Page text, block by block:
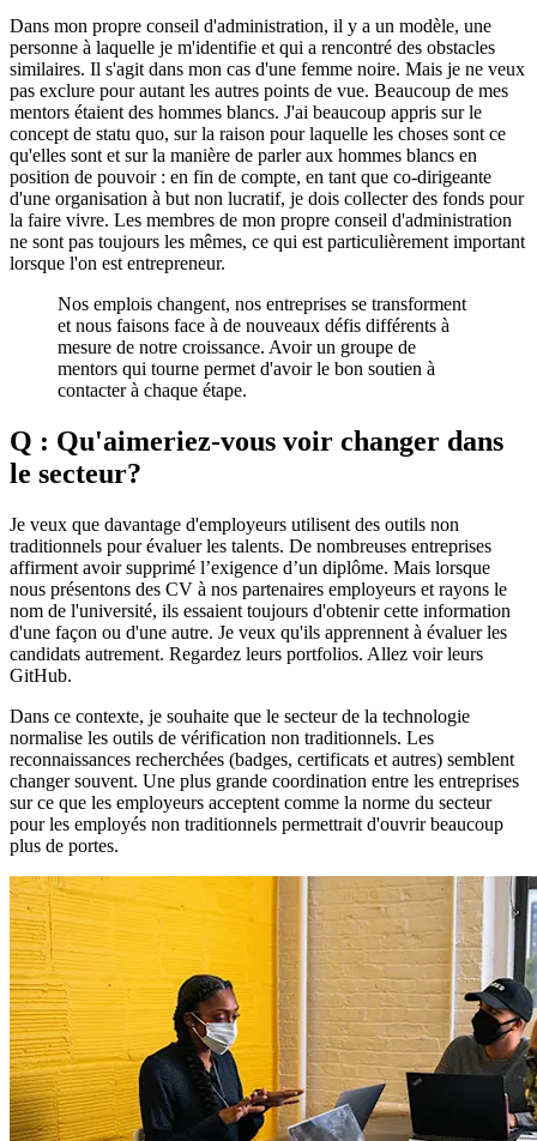
Dans mon propre conseil d'administration, il y a un modèle, une
personne à laquelle je m'identifie et qui a rencontré des obstacles
similaires. Il s'agit dans mon cas d'une femme noire. Mais je ne veux
pas exclure pour autant les autres points de vue. Beaucoup de mes
mentors étaient des hommes blancs. J'ai beaucoup appris sur le
concept de statu quo, sur la raison pour laquelle les choses sont ce
qu'elles sont et sur la manière de parler aux hommes blancs en
position de pouvoir : en fin de compte, en tant que co-dirigeante
d'une organisation à but non lucratif, je dois collecter des fonds pour
la faire vivre. Les membres de mon propre conseil d'administration
ne sont pas toujours les mêmes, ce qui est particulièrement important
lorsque l'on est entrepreneur.
Nos emplois changent, nos entreprises se transforment
et nous faisons face à de nouveaux défis différents à
mesure de notre croissance. Avoir un groupe de
mentors qui tourne permet d'avoir le bon soutien à
contacter à chaque étape.
Q : Qu'aimeriez-vous voir changer dans
le secteur?
Je veux que davantage d'employeurs utilisent des outils non
traditionnels pour évaluer les talents. De nombreuses entreprises
affirment avoir supprimé l’exigence d’un diplôme. Mais lorsque
nous présentons des CV à nos partenaires employeurs et rayons le
nom de l'université, ils essaient toujours d'obtenir cette information
d'une façon ou d'une autre. Je veux qu'ils apprennent à évaluer les
candidats autrement. Regardez leurs portfolios. Allez voir leurs
GitHub.
Dans ce contexte, je souhaite que le secteur de la technologie
normalise les outils de vérification non traditionnels. Les
reconnaissances recherchées (badges, certificats et autres) semblent
changer souvent. Une plus grande coordination entre les entreprises
sur ce que les employeurs acceptent comme la norme du secteur
pour les employés non traditionnels permettrait d'ouvrir beaucoup
plus de portes.